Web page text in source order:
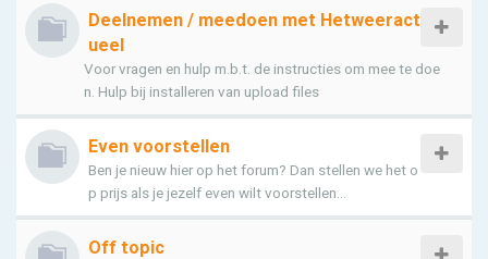
Deelnemen / meedoen met Hetweeract
ueel
Voor vragen en hulp m.b.t. de instructies om mee te doe
n. Hulp bij installeren van upload files
Even voorstellen
Ben je nieuw hier op het forum? Dan stellen we het o
p prijs als je jezelf even wilt voorstellen...
Off topic